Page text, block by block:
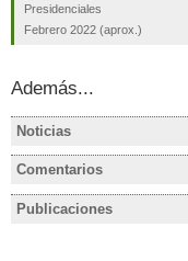
Presidenciales
Febrero 2022 (aprox.)
Además...
Noticias
Comentarios
Publicaciones